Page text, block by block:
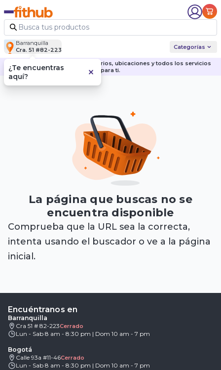
Barranquilla
Cra. 51 #82-223
Categorías
Descubre nuestras sedes, horarios, ubicaciones y todos los servicios
para ti.
La página que buscas no se
encuentra disponible
Comprueba que la URL sea la correcta,
intenta usando el buscador o ve a la página
inicial.
Encuéntranos en
Barranquilla
Cra 51 # 82-223Cerrado
Lun - Sab 8 am - 8:30 pm | Dom 10 am - 7 pm
Bogotá
Calle 93a #11-46Cerrado
Lun - Sab 8 am - 8:30 pm | Dom 10 am - 7 pm
¿Te encuentras
aquí?